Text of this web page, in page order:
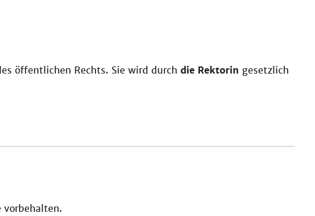
öffentlichen Rechts. Sie wird durch die Rektorin gesetzlich
vorbehalten.